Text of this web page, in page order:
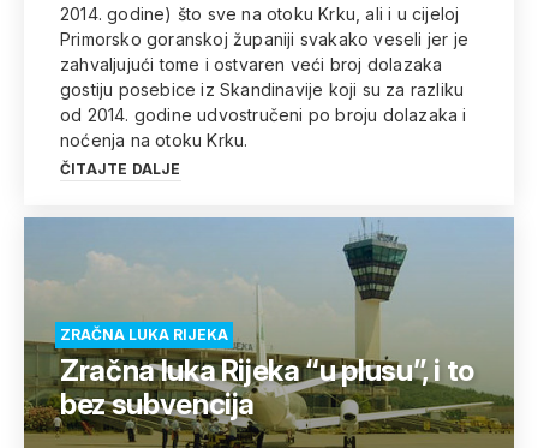
2014. godine) što sve na otoku Krku, ali i u cijeloj
Primorsko goranskoj županiji svakako veseli jer je
zahvaljujući tome i ostvaren veći broj dolazaka
gostiju posebice iz Skandinavije koji su za razliku
od 2014. godine udvostručeni po broju dolazaka i
noćenja na otoku Krku.
ČITAJTE DALJE
ZRAČNA LUKA RIJEKA
Zračna luka Rijeka “u plusu”, i to
bez subvencija